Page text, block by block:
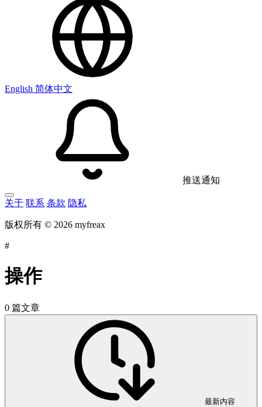
English 简体中文
推送通知
关于 联系 条款 隐私
版权所有 © 2026 myfreax
#
操作
0 篇文章
最新内容